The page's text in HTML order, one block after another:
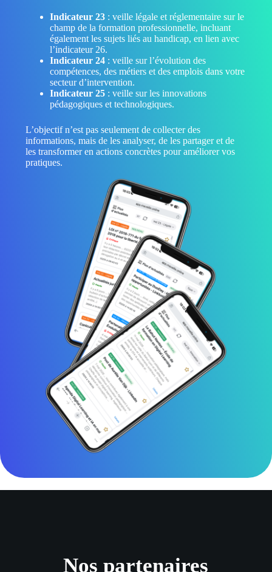
Indicateur 23: veille légale et réglementaire sur le
champ de la formation professionnelle, incluant
également les sujets liés au handicap, en lien avec
l’indicateur 26.
Indicateur 24: veille sur l’évolution des
compétences, des métiers et des emplois dans votre
secteur d’intervention.
Indicateur 25: veille sur les innovations
pédagogiques et technologiques.
L’objectif n’est pas seulement de collecter des
informations, mais de les analyser, de les partager et de
les transformer en actions concrètes pour améliorer vos
pratiques.
Nos partenaires